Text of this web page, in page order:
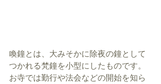
喚鐘とは、大みそかに除夜の鐘として
つかれる梵鐘を小型にしたものです。
お寺では勤行や法会などの開始を知ら